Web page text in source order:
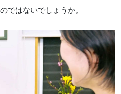
ではないでしょうか。